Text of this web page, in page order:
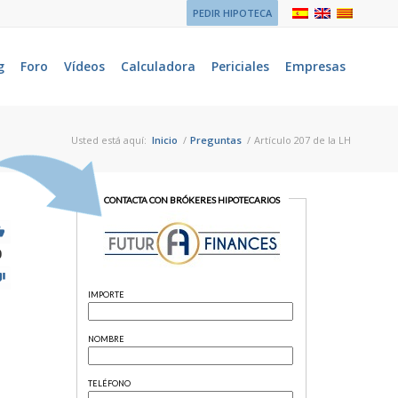
PEDIR HIPOTECA
Foro Vídeos Calculadora Periciales Empresas
Usted está aquí: Inicio / Preguntas / Artículo 207 de la LH